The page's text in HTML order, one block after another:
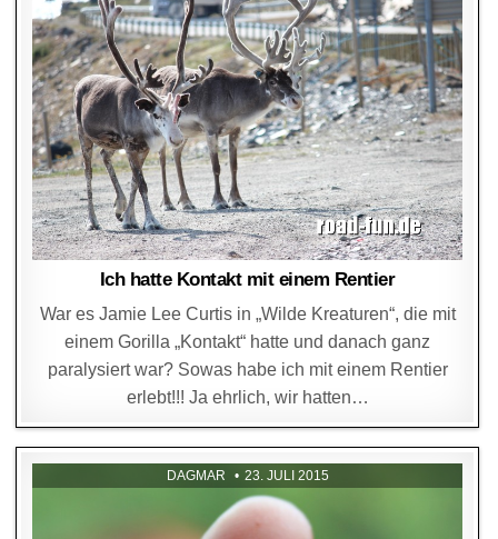
Ich hatte Kontakt mit einem Rentier
War es Jamie Lee Curtis in „Wilde Kreaturen“, die mit
einem Gorilla „Kontakt“ hatte und danach ganz
paralysiert war? Sowas habe ich mit einem Rentier
erlebt!!! Ja ehrlich, wir hatten…
DAGMAR 23. JULI 2015